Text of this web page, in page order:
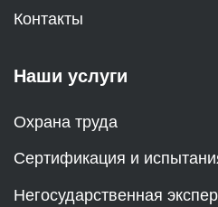
Контакты
Наши услуги
Охрана труда
Сертификация и
Негосударственная